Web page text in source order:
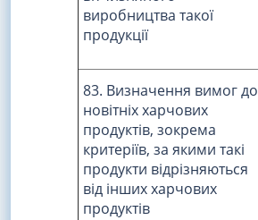
виробництва такої
продукції
83. Визначення вимог до
новітніх харчових
продуктів, зокрема
критеріїв, за якими такі
продукти відрізняються
від інших харчових
продуктів